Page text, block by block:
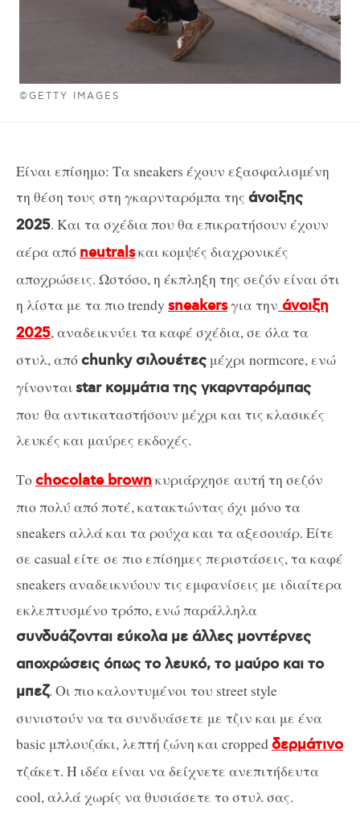
©GETTY IMAGES
Είναι επίσημο: Τα sneakers έχουν εξασφαλισμένη
τη θέση τους στη γκαρνταρόμπα της άνοιξης
2025. Και τα σχέδια που θα επικρατήσουν έχουν
αέρα από neutralsκαι κομψές διαχρονικές
αποχρώσεις. Ωστόσο, η έκπληξη της σεζόν είναι ότι
η λίστα με τα πιο trendy sneakersγια την άνοιξη
2025, αναδεικνύει τα καφέ σχέδια, σε όλα τα
στυλ, απόchunky σιλουέτες μέχρι normcore, ενώ
γίνονταιstar κομμάτια της γκαρνταρόμπας
που θα αντικαταστήσουν μέχρι και τις κλασικές
λευκές και μαύρες εκδοχές.
Τοchocolate brownκυριάρχησε αυτή τη σεζόν
πιο πολύ από ποτέ, κατακτώντας όχι μόνο τα
sneakers αλλά και τα ρούχα και τα αξεσουάρ. Είτε
σε casual είτε σε πιο επίσημες περιστάσεις, τα καφέ
sneakers αναδεικνύουν τις εμφανίσεις με ιδιαίτερα
εκλεπτυσμένο τρόπο, ενώ παράλληλα
συνδυάζονται εύκολα με άλλες μοντέρνες
αποχρώσεις όπως το λευκό, το μαύρο και το
μπεζ. Οι πιο καλοντυμένοι του street style
συνιστούν να τα συνδυάσετε με τζιν και με ένα
basic μπλουζάκι, λεπτή ζώνη και croppedδερμάτινο
τζάκετ. Η ιδέα είναι να δείχνετε ανεπιτήδευτα
cool, αλλά χωρίς να θυσιάσετε το στυλ σας.